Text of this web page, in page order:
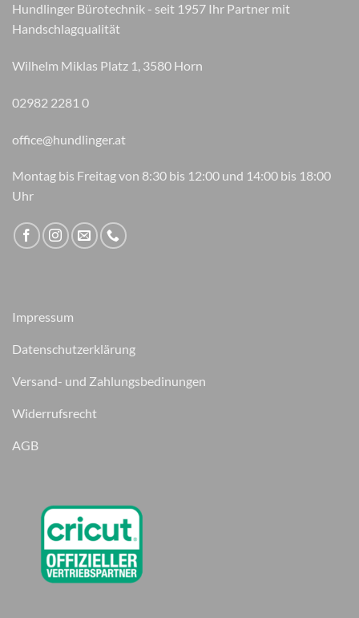
der
Produktseite
werden
Hundlinger Bürotechnik - seit 1957 Ihr Partner mit
Handschlagqualität
Wilhelm Miklas Platz 1, 3580 Horn
02982 2281 0
office@hundlinger.at
Montag bis Freitag von 8:30 bis 12:00 und 14:00 bis 18:00
Uhr
Impressum
Datenschutzerklärung
Versand- und Zahlungsbedinungen
Widerrufsrecht
AGB